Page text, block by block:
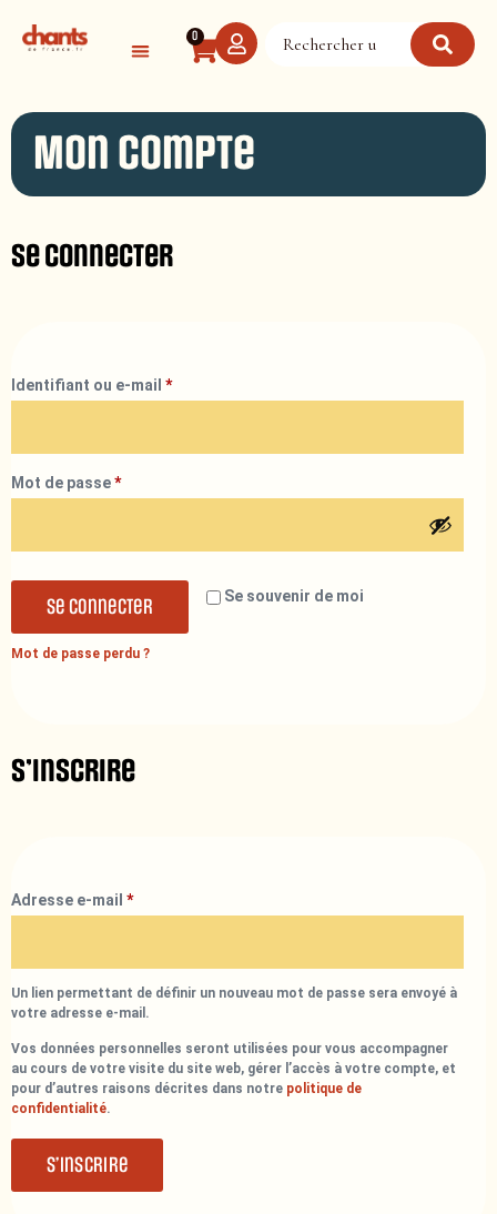
0
Mon compte
Se connecter
Identifiant ou e-mail *
Mot de passe*
Se souvenir de moi
Se connecter
Mot de passe perdu ?
S’inscrire
Adresse e-mail *
Un lien permettant de définir un nouveau mot de passe sera envoyé à
votre adresse e-mail.
Vos données personnelles seront utilisées pour vous accompagner
au cours de votre visite du site web, gérer l’accès à votre compte, et
pour d’autres raisons décrites dans notre politique de
confidentialité.
S’inscrire